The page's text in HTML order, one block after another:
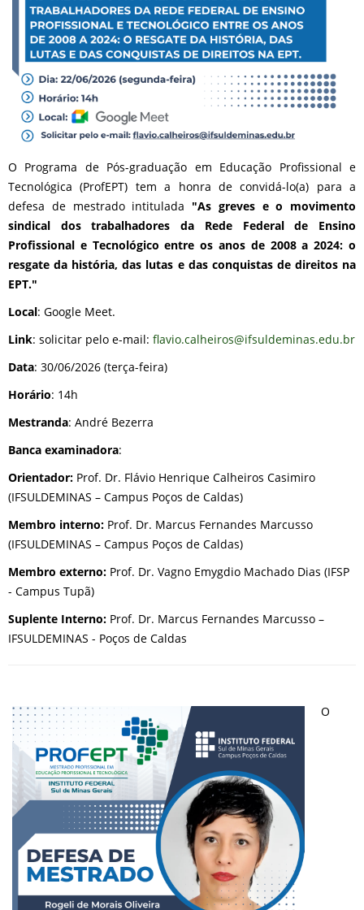
O Programa de Pós-graduação em Educação Profissional e
Tecnológica (ProfEPT) tem a honra de convidá-lo(a) para a
defesa de mestrado intitulada "As greves e o movimento
sindical dos trabalhadores da Rede Federal de Ensino
Profissional e Tecnológico entre os anos de 2008 a 2024: o
resgate da história, das lutas e das conquistas de direitos na
EPT."
Local: Google Meet.
Link: solicitar pelo e-mail: flavio.calheiros@ifsuldeminas.edu.br
Data: 30/06/2026 (terça-feira)
Horário: 14h
Mestranda: André Bezerra
Banca examinadora:
Orientador: Prof. Dr. Flávio Henrique Calheiros Casimiro
(IFSULDEMINAS – Campus Poços de Caldas)
Membro interno: Prof. Dr. Marcus Fernandes Marcusso
(IFSULDEMINAS – Campus Poços de Caldas)
Membro externo: Prof. Dr. Vagno Emygdio Machado Dias (IFSP
- Campus Tupã)
Suplente Interno: Prof. Dr. Marcus Fernandes Marcusso –
IFSULDEMINAS - Poços de Caldas
O